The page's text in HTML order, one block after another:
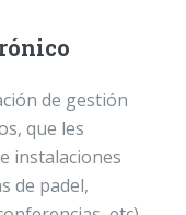
de gestión
que les
instalaciones
de padel,